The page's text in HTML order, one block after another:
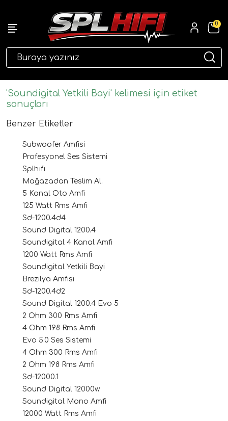
0
'Soundigital Yetkili Bayi' kelimesi için etiket
sonuçları
Benzer Etiketler
Subwoofer Amfisi
Profesyonel Ses Sistemi
Splhıfı
Mağazadan Teslim Al.
5 Kanal Oto Amfi
125 Watt Rms Amfi
Sd-1200.4d4
Sound Digital 1200.4
Soundigital 4 Kanal Amfi
1200 Watt Rms Amfi
Soundigital Yetkili Bayi
Brezilya Amfisi
Sd-1200.4d2
Sound Digital 1200.4 Evo 5
2 Ohm 300 Rms Amfi
4 Ohm 198 Rms Amfi
Evo 5.0 Ses Sistemi
4 Ohm 300 Rms Amfi
2 Ohm 198 Rms Amfi
Sd-12000.1
Sound Digital 12000w
Soundigital Mono Amfi
12000 Watt Rms Amfi